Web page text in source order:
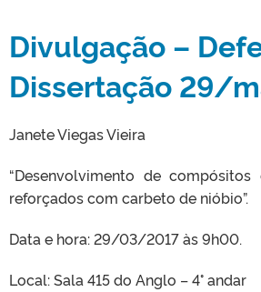
Divulgação –
Dissertação 29/
Janete Viegas Vieira
“Desenvolvimento de
reforçados com carbeto de nióbio”.
Data e hora: 29/03/2017 às 9h00.
Local: Sala 415 do Anglo – 4° andar